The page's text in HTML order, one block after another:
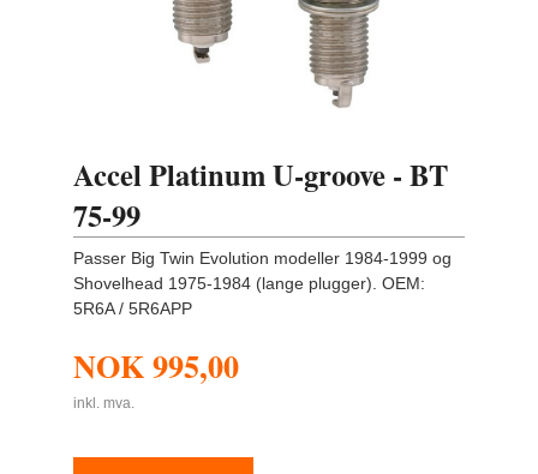
Accel Platinum U-groove - BT
75-99
Passer Big Twin Evolution modeller 1984-1999 og
Shovelhead 1975-1984 (lange plugger). OEM:
5R6A / 5R6APP
NOK995,00
inkl. mva.